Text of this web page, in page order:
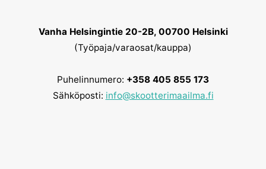
Vanha Helsingintie 20-2B, 00700 Helsinki
(Työpaja/varaosat/kauppa)
Puhelinnumero: +358 405 855 173
Sähköposti: info@skootterimaailma.fi